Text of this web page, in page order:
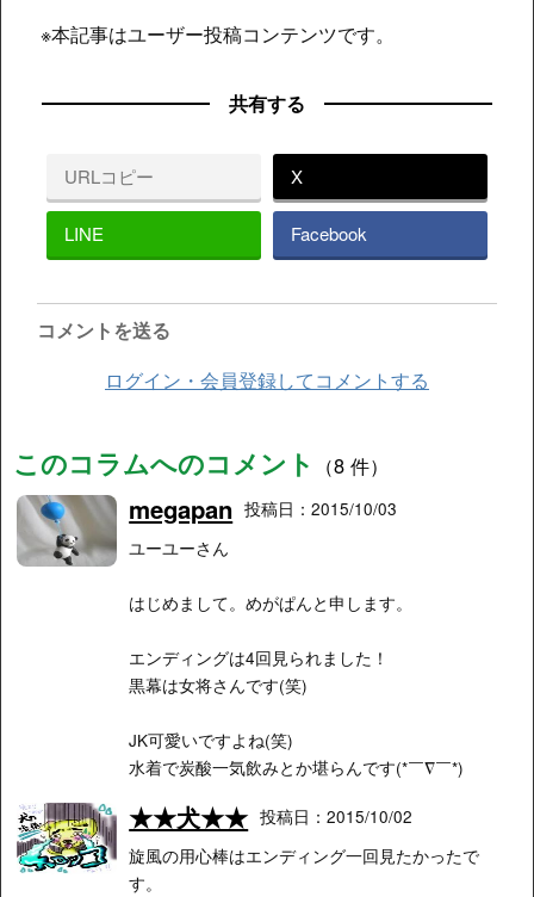
※本記事はユーザー投稿コンテンツです。
共有する
URLコピー X
LINE Facebook
コメントを送る
ログイン・会員登録してコメントする
このコラムへのコメント （8 件）
megapan 投稿日：2015/10/03
ユーユーさん
はじめまして。めがぱんと申します。
エンディングは4回見られました！
黒幕は女将さんです(笑)
JK可愛いですよね(笑)
水着で炭酸一気飲みとか堪らんです(*￣∇￣*)
★★犬★★ 投稿日：2015/10/02
旋風の用心棒はエンディング一回見たかったで
す。